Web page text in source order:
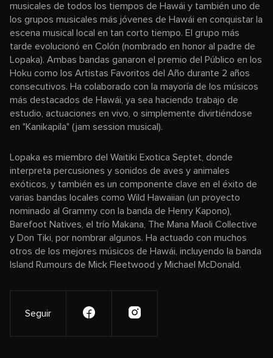
musicales de todos los tiempos de Hawái y también uno de
los grupos musicales más jóvenes de Hawái en conquistar la
escena musical local en tan corto tiempo. El grupo más
tarde evolucionó en Colón (nombrado en honor al padre de
Lopaka). Ambas bandas ganaron el premio del Público en los
Hoku como los Artistas Favoritos del Año durante 2 años
consecutivos. Ha colaborado con la mayoría de los músicos
más destacados de Hawái, ya sea haciendo trabajo de
estudio, actuaciones en vivo, o simplemente divirtiéndose
en "Kanikapila" (jam session musical).
Lopaka es miembro del Waitiki Exotica Septet, donde
interpreta percusiones y sonidos de aves y animales
exóticos, y también es un componente clave en el éxito de
varias bandas locales como Wild Hawaiian (un proyecto
nominado al Grammy con la banda de Henry Kapono),
Barefoot Natives, el trío Makana, The Mana Maoli Collective
y Don Tiki, por nombrar algunos. Ha actuado con muchos
otros de los mejores músicos de Hawái, incluyendo la banda
Island Rumours de Mick Fleetwood y Michael McDonald.
Seguir